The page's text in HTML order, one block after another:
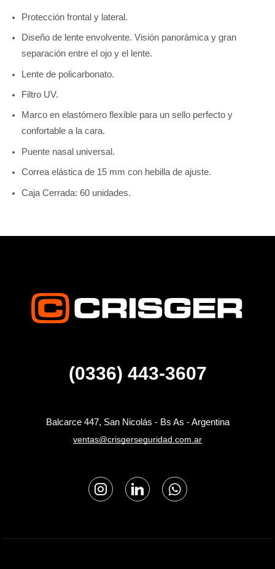
Protección frontal y lateral.
Diseño de lente envolvente. Visión panorámica y gran
separación entre el ojo y el lente.
Lente de policarbonato.
Filtro UV.
Marco en elastómero flexible para un sello perfecto y
confortable a la cara.
Puente nasal universal.
Correa elástica de 15 mm con hebilla de ajuste.
Caja Cerrada: 60 unidades.
(0336) 443-3607
Balcarce 447, San Nicolás - Bs As - Argentina
ventas@crisgerseguridad.com.ar